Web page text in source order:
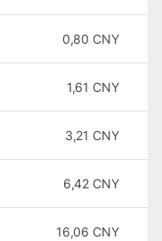
0,80 CNY
1,61 CNY
3,21 CNY
6,42 CNY
16,06 CNY